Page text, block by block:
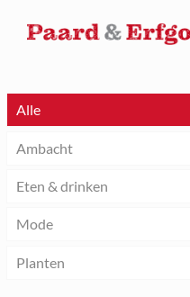
Alle
Ambacht
Eten & drinken
Mode
Planten